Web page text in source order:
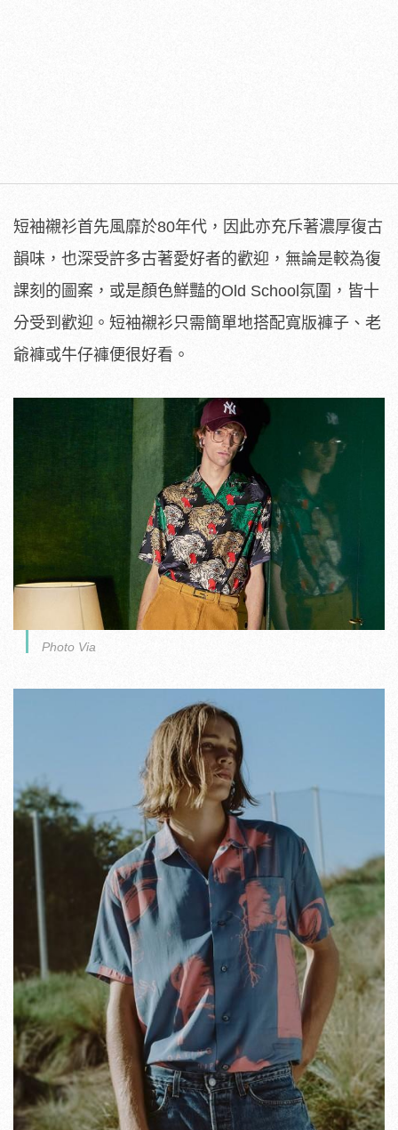
短袖襯衫首先風靡於80年代，因此亦充斥著濃厚復古
韻味，也深受許多古著愛好者的歡迎，無論是較為復
課刻的圖案，或是顏色鮮豔的Old School氛圍，皆十
分受到歡迎。短袖襯衫只需簡單地搭配寬版褲子、老
爺褲或牛仔褲便很好看。
Photo Via